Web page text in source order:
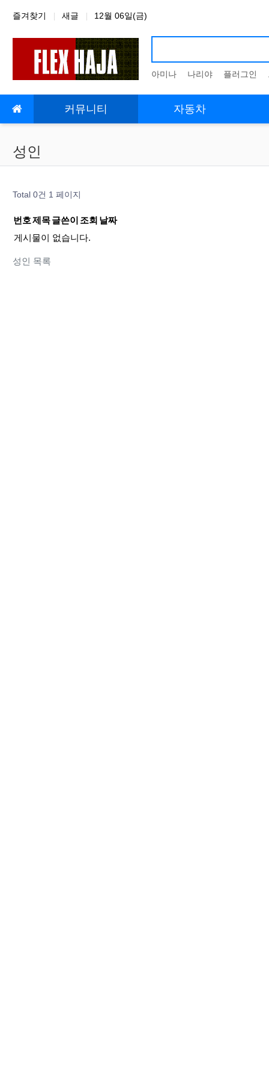
상단 네비
즐겨찾기 새글 12월 06일(금)
아미나 나리야 플러그인
메인 메뉴 커뮤니티 자동차
성인
Total 0건 1 페이지
성인 목록
번호제목글쓴이 조회 날짜
게시물이 없습니다.